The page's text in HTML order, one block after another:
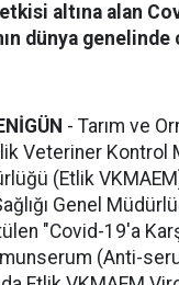
altına alan
dünya genelinde
- Tarım ve
Veteriner Kontrol
(Etlik
Genel
"Covid-19'a
(Anti-